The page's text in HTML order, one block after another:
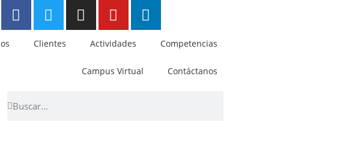
Clientes Actividades Competencias
Campus Virtual Contáctanos